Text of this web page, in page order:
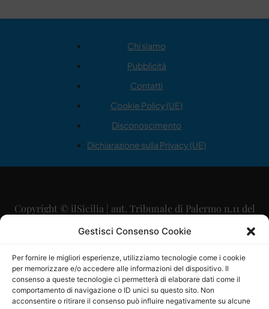
Gestisci Consenso Cookie
Per fornire le migliori esperienze, utilizziamo tecnologie come i cookie
per memorizzare e/o accedere alle informazioni del dispositivo. Il
consenso a queste tecnologie ci permetterà di elaborare dati come il
comportamento di navigazione o ID unici su questo sito. Non
acconsentire o ritirare il consenso può influire negativamente su alcune
Chi siamo
Pubblicità
Contatti
Cookie Policy (UE)
Disconoscimento
Dichiarazione sulla Privacy (UE)
Copyright © ilSicilia | aut. Tribunale di Palermo n.11 del
29/09/2015
Direttore Editoriale: Maurizio Scaglione
Direttore Responsabile: Maria Calabrese